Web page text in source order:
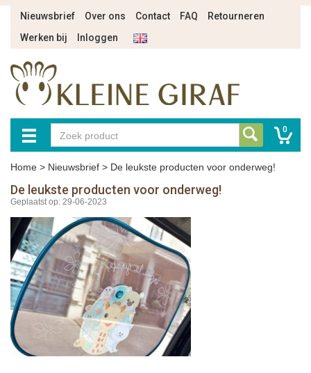
Nieuwsbrief Over ons Contact FAQ
Retourneren
Werken bij
Inloggen
0
Home > Nieuwsbrief > De leukste producten voor onderweg!
De leukste producten voor onderweg!
Geplaatst op: 29-06-2023